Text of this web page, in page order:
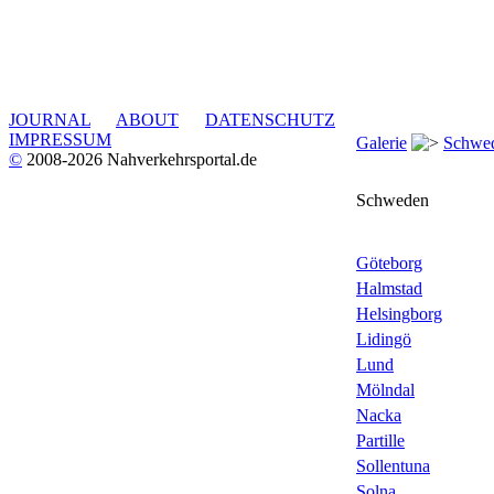
Galerie
Schweden
Göteborg
Halmstad
Helsingborg
Lidingö
Lund
Mölndal
Nacka
Partille
Sollentuna
JOURNAL ABOUT
DATENSCHUTZ
IMPRESSUM
© 2008-2026 Nahverkehrsportal.de